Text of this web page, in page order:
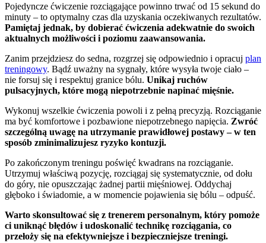
Pojedyncze ćwiczenie rozciągające powinno trwać od 15 sekund do
minuty – to optymalny czas dla uzyskania oczekiwanych rezultatów.
Pamiętaj jednak, by dobierać ćwiczenia adekwatnie do swoich
aktualnych możliwości i poziomu zaawansowania.
Zanim przejdziesz do sedna, rozgrzej się odpowiednio i opracuj plan
treningowy. Bądź uważny na sygnały, które wysyła twoje ciało –
nie forsuj się i respektuj granice bólu. Unikaj ruchów
pulsacyjnych, które mogą niepotrzebnie napinać mięśnie.
Wykonuj wszelkie ćwiczenia powoli i z pełną precyzją. Rozciąganie
ma być komfortowe i pozbawione niepotrzebnego napięcia. Zwróć
szczególną uwagę na utrzymanie prawidłowej postawy – w ten
sposób zminimalizujesz ryzyko kontuzji.
Po zakończonym treningu poświęć kwadrans na rozciąganie.
Utrzymuj właściwą pozycję, rozciągaj się systematycznie, od dołu
do góry, nie opuszczając żadnej partii mięśniowej. Oddychaj
głęboko i świadomie, a w momencie pojawienia się bólu – odpuść.
Warto skonsultować się z trenerem personalnym, który pomoże
ci uniknąć błędów i udoskonalić technikę rozciągania, co
przełoży się na efektywniejsze i bezpieczniejsze treningi.